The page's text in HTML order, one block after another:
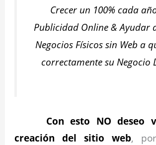
Crecer un 100% cada
Publicidad Online & Ayudar
Negocios Físicos sin Web a
correctamente su Negocio
Con esto NO deseo
creación del sitio web,